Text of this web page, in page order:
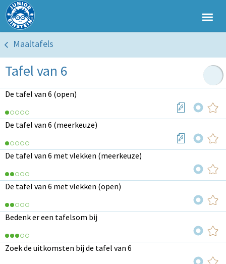
Maaltafels
Tafel van 6
De tafel van 6 (open)
De tafel van 6 (meerkeuze)
De tafel van 6 met vlekken (meerkeuze)
De tafel van 6 met vlekken (open)
Bedenk er een tafelsom bij
Zoek de uitkomsten bij de tafel van 6